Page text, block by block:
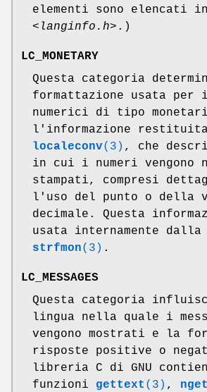
elementi sono elencati in
<langinfo.h> .)
LC_MONETARY
Questa categoria
formattazione usata
numerici di tipo
l'informazione
localeconv(3) , che
in cui i numeri vengono
stampati, compresi
l'uso del punto o della
decimale. Questa
usata internamente dalla
strfmon(3) .
LC_MESSAGES
Questa categoria
lingua nella quale i
vengono mostrati e la
risposte positive o
libreria C di GNU
funzioni gettext (3) ,